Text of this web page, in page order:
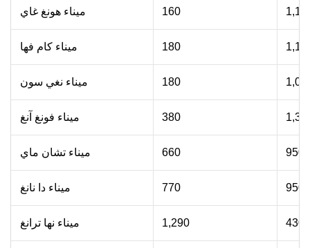
ميناء هونغ غاي 160
ميناء كام فها 180
ميناء نغي سون 180
ميناء فونغ آنغ 380
ميناء تشان ماي 660 950
ميناء دا نانغ 770 950
ميناء نها ترانغ 1,290 430